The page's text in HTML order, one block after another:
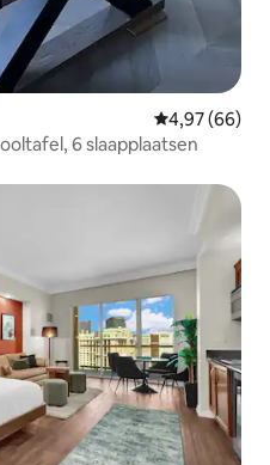
Gemiddelde
4,97 (66)
6 slaapplaatsen